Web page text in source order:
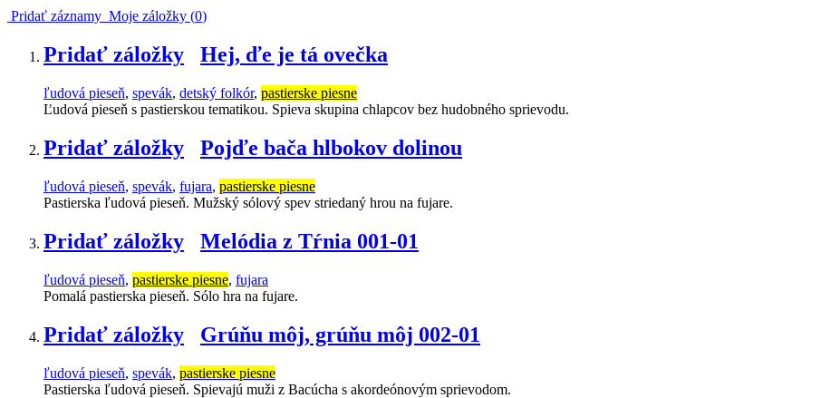
Pridať záznamy Moje záložky (0)
Pridať záložky Hej, ďe je tá ovečka
ľudová pieseň, spevák, detský folkór, pastierske piesne
Ľudová pieseň s pastierskou tematikou. Spieva skupina chlapcov bez hudobného sprievodu.
Pridať záložky Pojďe bača hlbokov dolinou
ľudová pieseň, spevák, fujara, pastierske piesne
Pastierska ľudová pieseň. Mužský sólový spev striedaný hrou na fujare.
Pridať záložky Melódia z Tŕnia 001-01
ľudová pieseň, pastierske piesne, fujara
Pomalá pastierska pieseň. Sólo hra na fujare.
Pridať záložky Grúňu môj, grúňu môj 002-01
ľudová pieseň, spevák, pastierske piesne
Pastierska ľudová pieseň. Spievajú muži z Bacúcha s akordeónovým sprievodom.